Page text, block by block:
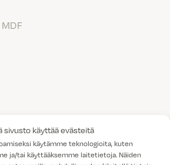
sivusto käyttää evästeitä
käytämme teknologioita, kuten
ja/tai käyttääksemme laitetietoja. Näiden